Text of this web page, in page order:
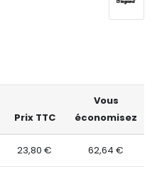
Prix TTC
Vous
économisez
23,80 € 62,64 €